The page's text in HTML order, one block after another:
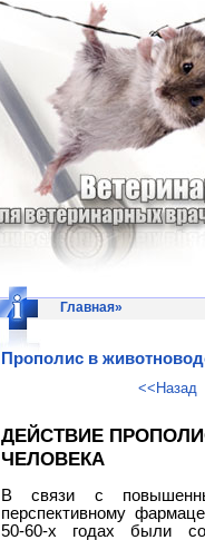
Главная»
Прополис в
<<Назад
ДЕЙСТВИЕ
ЧЕЛОВЕКА
В связи с
перспективному
50-60-х годах были